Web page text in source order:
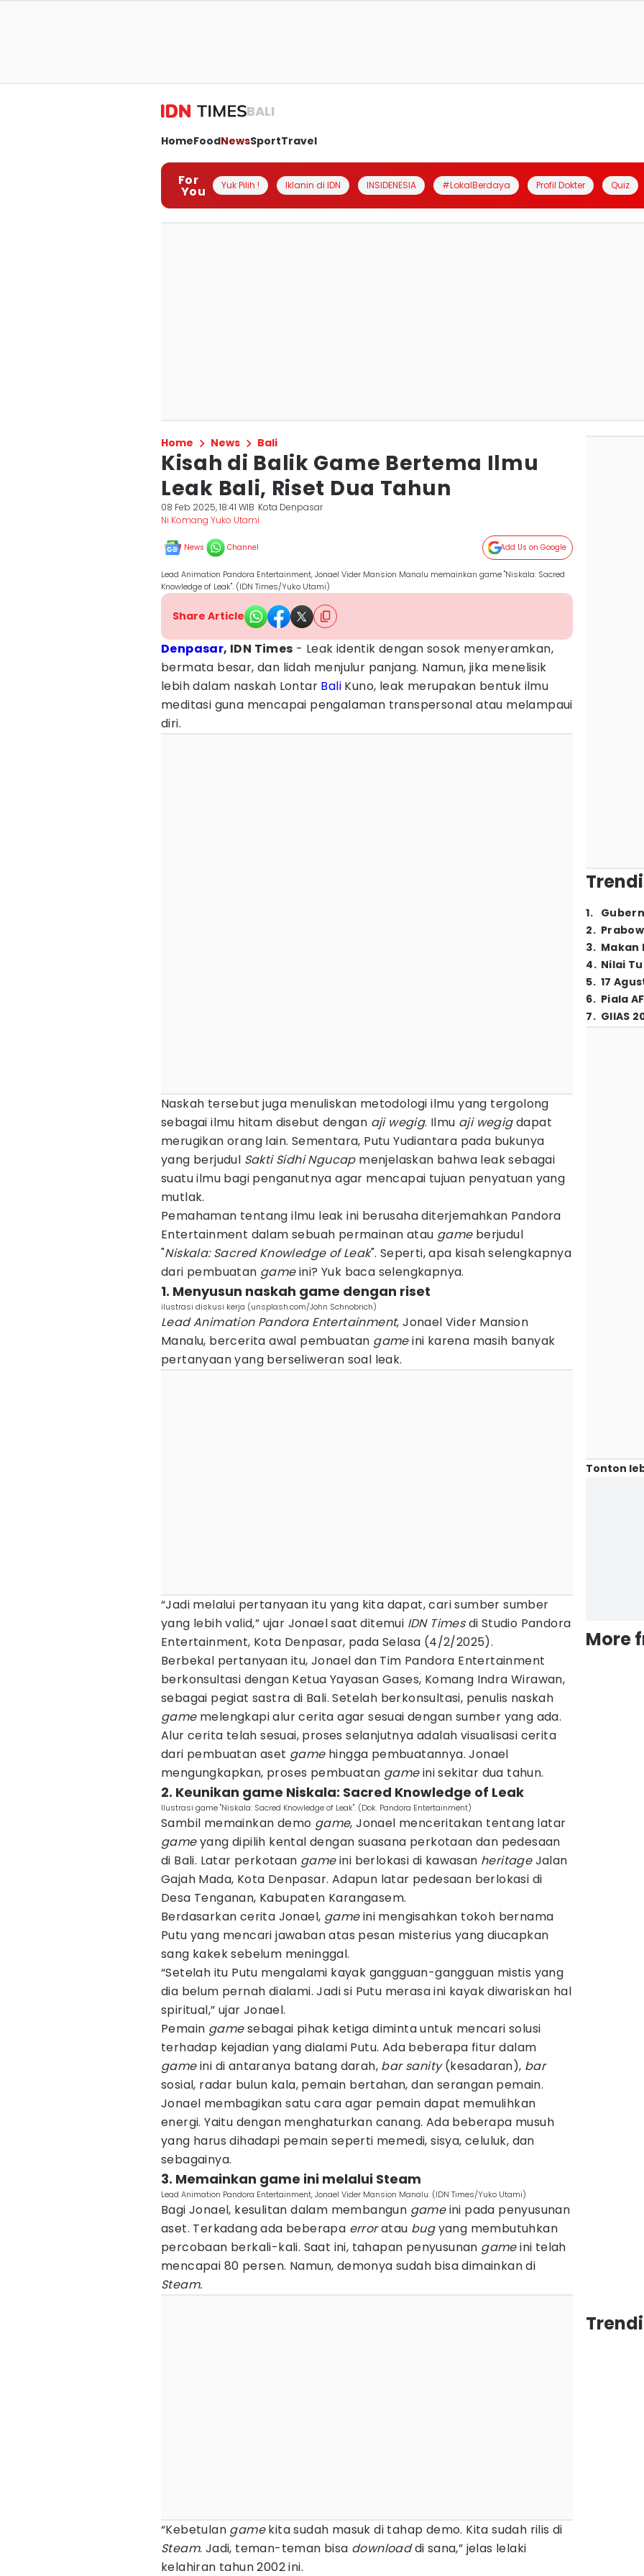
BALI
HomeFoodNewsSportTravel
For
You Yuk Pilih ! Iklanin di IDN INSIDENESIA #LokalBerdaya Profil Dokter Quiz
Home News Bali
Kisah di Balik Game Bertema Ilmu
Leak Bali, Riset Dua Tahun
08 Feb 2025, 18:41 WIB Kota Denpasar
Ni Komang Yuko Utami
News Channel Add Us on Google
Lead Animation Pandora Entertainment, Jonael Vider Mansion Manalu memainkan game "Niskala: Sacred
Knowledge of Leak". (IDN Times/Yuko Utami)
Share Article
Denpasar, IDN Times - Leak identik dengan sosok menyeramkan,
bermata besar, dan lidah menjulur panjang. Namun, jika menelisik
lebih dalam naskah Lontar Bali Kuno, leak merupakan bentuk ilmu
meditasi guna mencapai pengalaman transpersonal atau melampaui
diri.
Naskah tersebut juga menuliskan metodologi ilmu yang tergolong
sebagai ilmu hitam disebut dengan aji wegig. Ilmu aji wegigdapat
merugikan orang lain. Sementara, Putu Yudiantara pada bukunya
yang berjudul Sakti Sidhi Ngucapmenjelaskan bahwa leak sebagai
suatu ilmu bagi penganutnya agar mencapai tujuan penyatuan yang
mutlak.
Pemahaman tentang ilmu leak ini berusaha diterjemahkan Pandora
Entertainment dalam sebuah permainan atau gameberjudul
"Niskala: Sacred Knowledge of Leak". Seperti, apa kisah selengkapnya
dari pembuatan gameini? Yuk baca selengkapnya.
1. Menyusun naskah game dengan riset
ilustrasi diskusi kerja (unsplash.com/John Schnobrich)
Lead Animation Pandora Entertainment, Jonael Vider Mansion
Manalu, bercerita awal pembuatan gameini karena masih banyak
pertanyaan yang berseliweran soal leak.
“Jadi melalui pertanyaan itu yang kita dapat, cari sumber sumber
yang lebih valid,” ujar Jonael saat ditemui IDN Timesdi Studio Pandora
Entertainment, Kota Denpasar, pada Selasa (4/2/2025).
Berbekal pertanyaan itu, Jonael dan Tim Pandora Entertainment
berkonsultasi dengan Ketua Yayasan Gases, Komang Indra Wirawan,
sebagai pegiat sastra di Bali. Setelah berkonsultasi, penulis naskah
gamemelengkapi alur cerita agar sesuai dengan sumber yang ada.
Alur cerita telah sesuai, proses selanjutnya adalah visualisasi cerita
dari pembuatan aset gamehingga pembuatannya. Jonael
mengungkapkan, proses pembuatan gameini sekitar dua tahun.
2. Keunikan game Niskala: Sacred Knowledge of Leak
Ilustrasi game "Niskala: Sacred Knowledge of Leak". (Dok. Pandora Entertainment)
Sambil memainkan demo game, Jonael menceritakan tentang latar
gameyang dipilih kental dengan suasana perkotaan dan pedesaan
di Bali. Latar perkotaan gameini berlokasi di kawasan heritageJalan
Gajah Mada, Kota Denpasar. Adapun latar pedesaan berlokasi di
Desa Tenganan, Kabupaten Karangasem.
Berdasarkan cerita Jonael, gameini mengisahkan tokoh bernama
Putu yang mencari jawaban atas pesan misterius yang diucapkan
sang kakek sebelum meninggal.
“Setelah itu Putu mengalami kayak gangguan-gangguan mistis yang
dia belum pernah dialami. Jadi si Putu merasa ini kayak diwariskan hal
spiritual,” ujar Jonael.
Pemain gamesebagai pihak ketiga diminta untuk mencari solusi
terhadap kejadian yang dialami Putu. Ada beberapa fitur dalam
gameini di antaranya batang darah, bar sanity(kesadaran), bar
sosial, radar bulun kala, pemain bertahan, dan serangan pemain.
Jonael membagikan satu cara agar pemain dapat memulihkan
energi. Yaitu dengan menghaturkan canang. Ada beberapa musuh
yang harus dihadapi pemain seperti memedi, sisya, celuluk, dan
sebagainya.
3. Memainkan game ini melalui Steam
Lead Animation Pandora Entertainment, Jonael Vider Mansion Manalu. (IDN Times/Yuko Utami)
Bagi Jonael, kesulitan dalam membangun gameini pada penyusunan
aset. Terkadang ada beberapa erroratau bugyang membutuhkan
percobaan berkali-kali. Saat ini, tahapan penyusunan gameini telah
mencapai 80 persen. Namun, demonya sudah bisa dimainkan di
Steam.
“Kebetulan gamekita sudah masuk di tahap demo. Kita sudah rilis di
Steam. Jadi, teman-teman bisa downloaddi sana,” jelas lelaki
kelahiran tahun 2002 ini.
1.
2.
3. Makan
4. Nilai
5. 17
6. Piala
7. GIIAS
Tonton
More